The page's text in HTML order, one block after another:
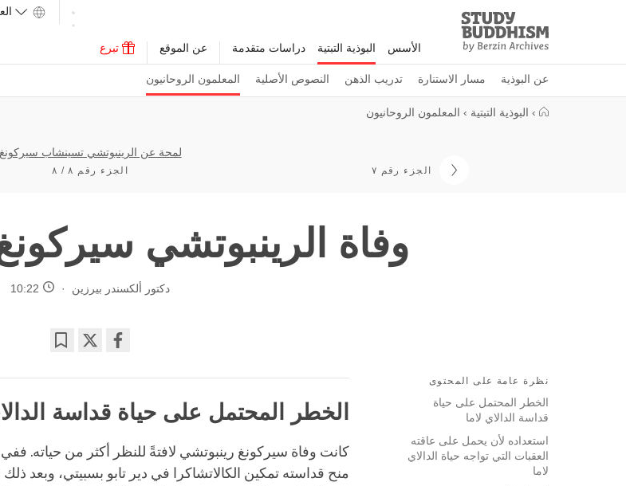
Study
Buddhism
Home
الأسس البوذية التبتية
عن البوذية مسار الاستنارة تدريب الذهن النصوص الأصلية المعلمون الروحانيون
دراسات متقدمة عن الموقع تبرع
› البوذية التبتية › المعلمون الروحانيون
الجزء رقم ٧
لمحة عن الرينبوتشي تسينشاب سيركونغ
الجزء رقم ٨ / ٨
وفاة الرينبوتشي
دكتور ألكسندر بيرزين 10:22
on
facebook
نظرة عامة على المحتوى
الخطر المحتمل على حياة
قداسة الدالاي لاما
استعداده لأن يحمل على عاقته
العقبات التي تواجه حياة الدالاي
لاما
الخطر المحتمل على حياة قداسة
منح قداسته تمكين الكالاتشاكرا في دير تابو بسبيتي، وبعد